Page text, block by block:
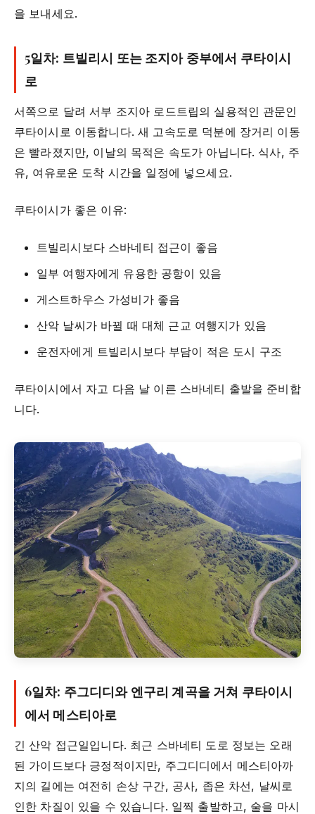
을 보내세요.
5일차: 트빌리시 또는 조지아 중부에서 쿠타이시
로
서쪽으로 달려 서부 조지아 로드트립의 실용적인 관문인
쿠타이시로 이동합니다. 새 고속도로 덕분에 장거리 이동
은 빨라졌지만, 이날의 목적은 속도가 아닙니다. 식사, 주
유, 여유로운 도착 시간을 일정에 넣으세요.
쿠타이시가 좋은 이유:
트빌리시보다 스바네티 접근이 좋음
일부 여행자에게 유용한 공항이 있음
게스트하우스 가성비가 좋음
산악 날씨가 바뀔 때 대체 근교 여행지가 있음
운전자에게 트빌리시보다 부담이 적은 도시 구조
쿠타이시에서 자고 다음 날 이른 스바네티 출발을 준비합
니다.
6일차: 주그디디와 엔구리 계곡을 거쳐 쿠타이시
에서 메스티아로
긴 산악 접근일입니다. 최근 스바네티 도로 정보는 오래
된 가이드보다 긍정적이지만, 주그디디에서 메스티아까
지의 길에는 여전히 손상 구간, 공사, 좁은 차선, 날씨로
인한 차질이 있을 수 있습니다. 일찍 출발하고, 술을 마시